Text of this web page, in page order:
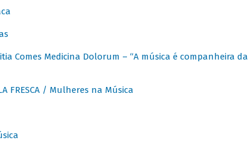
Comes Medicina Dolorum – “A música é companheira da
FRESCA / Mulheres na Música